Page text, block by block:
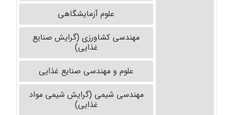
علوم آزمایشگاهی
مهندسی کشاورزی (گرایش صنایع
غذایی)
علوم و مهندسی صنایع غذایی
مهندسی شیمی (گرایش شیمی مواد
غذایی)